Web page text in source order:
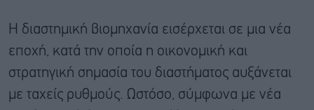
Η διαστημική βιομηχανία εισέρχεται σε μια νέα
εποχή, κατά την οποία η οικονομική και
στρατηγική σημασία του διαστήματος αυξάνεται
με ταχείς ρυθμούς. Ωστόσο, σύμφωνα με νέα